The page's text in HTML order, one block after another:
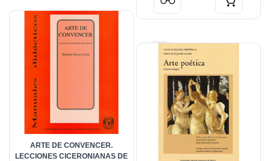
ARTE DE CONVENCER.
LECCIONES CICERONIANAS DE